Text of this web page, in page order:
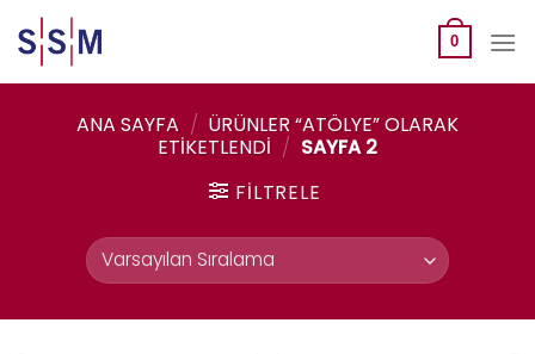
to
content
0
ANA SAYFA / ÜRÜNLER “ATÖLYE” OLARAK
ETIKETLENDI / SAYFA 2
FILTRELE